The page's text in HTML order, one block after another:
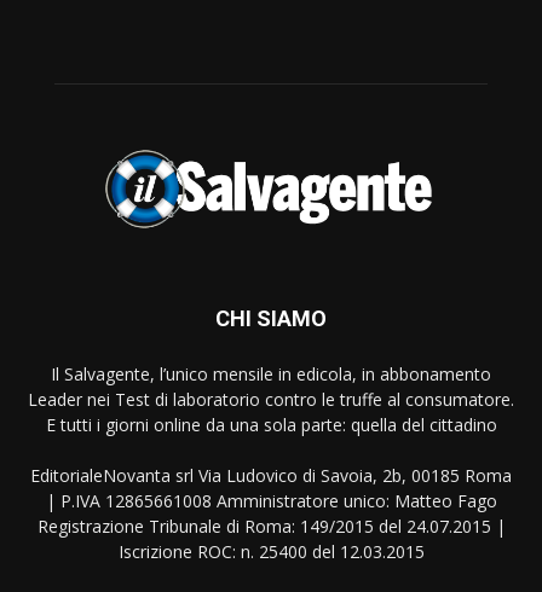
CHI SIAMO
Il Salvagente, l’unico mensile in edicola, in abbonamento
Leader nei Test di laboratorio contro le truffe al consumatore.
E tutti i giorni online da una sola parte: quella del cittadino
EditorialeNovanta srl Via Ludovico di Savoia, 2b, 00185 Roma
| P.IVA 12865661008 Amministratore unico: Matteo Fago
Registrazione Tribunale di Roma: 149/2015 del 24.07.2015 |
Iscrizione ROC: n. 25400 del 12.03.2015